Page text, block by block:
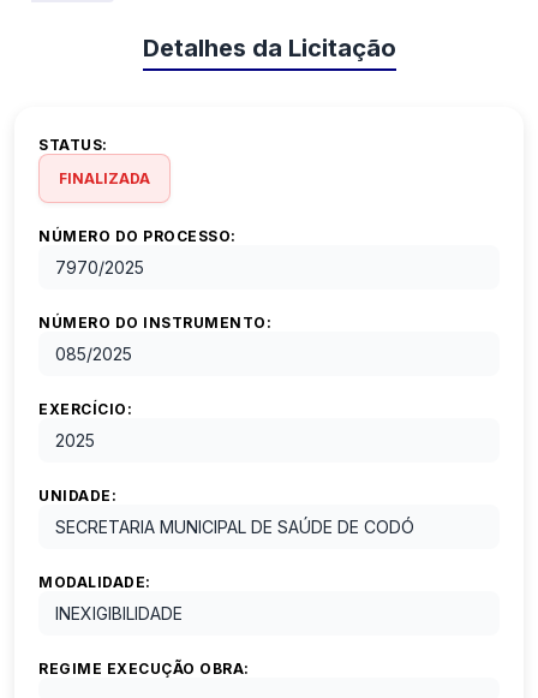
Detalhes da Licitação
STATUS:
FINALIZADA
NÚMERO DO PROCESSO:
7970/2025
NÚMERO DO INSTRUMENTO:
085/2025
EXERCÍCIO:
2025
UNIDADE:
SECRETARIA MUNICIPAL DE SAÚDE DE CODÓ
MODALIDADE:
INEXIGIBILIDADE
REGIME EXECUÇÃO OBRA: